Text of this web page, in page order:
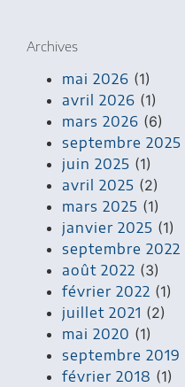
Archives
mai 2026 (1)
avril 2026 (1)
mars 2026 (6)
septembre 2025
juin 2025 (1)
avril 2025 (2)
mars 2025 (1)
janvier 2025 (1)
septembre 2022
août 2022 (3)
février 2022 (1)
juillet 2021 (2)
mai 2020 (1)
septembre 2019
février 2018 (1)